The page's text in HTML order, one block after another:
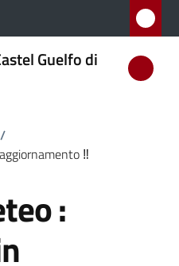
Guelfo di
/
‼️
: